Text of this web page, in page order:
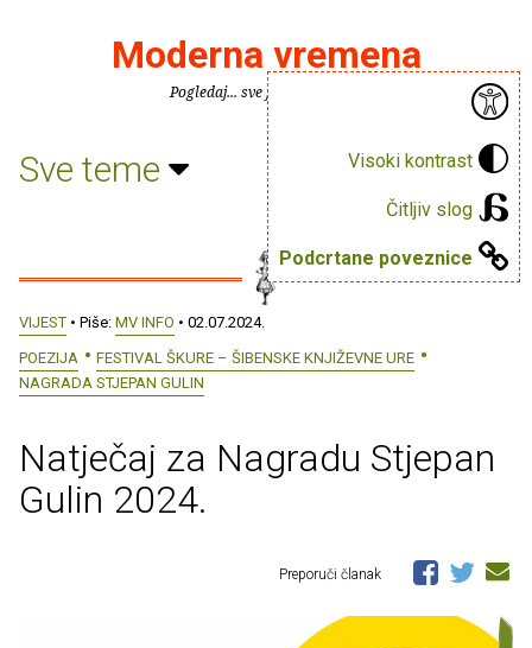
Visoki kontrast
Čitljiv slog
Podcrtane poveznice
Moderna vremena
Pogledaj... sve je puno knjiga.
Sve teme
VIJEST • Piše: MV INFO • 02.07.2024.
POEZIJA
FESTIVAL ŠKURE – ŠIBENSKE KNJIŽEVNE URE
NAGRADA STJEPAN GULIN
Natječaj za Nagradu Stjepan
Gulin 2024.
Preporuči članak